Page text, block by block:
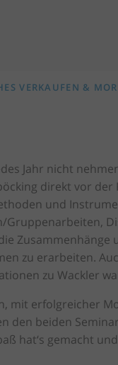
VERKAUFEN &
Jahr nicht
direkt vor
und
zu erarbeiten.
zu Wackler
mit erfolgreicher
den beiden
hat‘s gemacht